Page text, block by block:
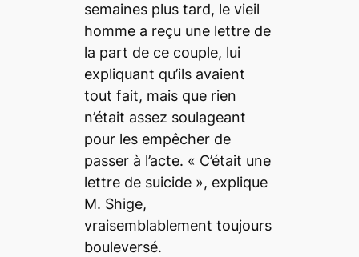
semaines plus tard, le vieil
homme a reçu une lettre de
la part de ce couple, lui
expliquant qu’ils avaient
tout fait, mais que rien
n’était assez soulageant
pour les empêcher de
passer à l’acte. « C’était une
lettre de suicide », explique
M. Shige,
vraisemblablement toujours
bouleversé.